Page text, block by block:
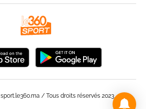
/ Tous droits réservés 2023